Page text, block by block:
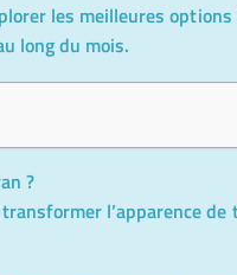
les meilleures options
long du mois.
?
l’apparence de